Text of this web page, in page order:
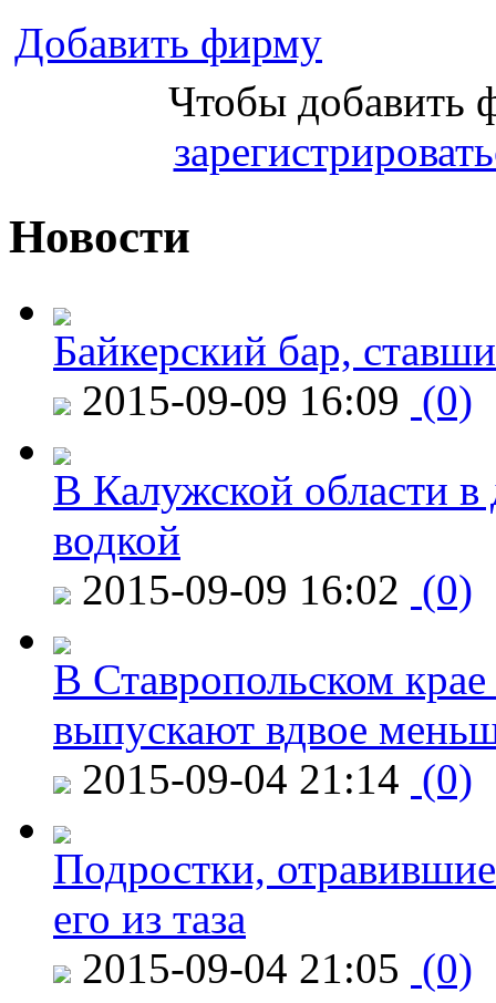
Добавить фирму
Чтобы добавить
Новости
Байкерский бар,
2015-09-09 16:09 (0)
В Калужской области в
водкой
2015-09-09 16:02 (0)
В Ставропольском
выпускают вдвое
2015-09-04 21:14 (0)
Подростки,
его из таза
2015-09-04 21:05 (0)